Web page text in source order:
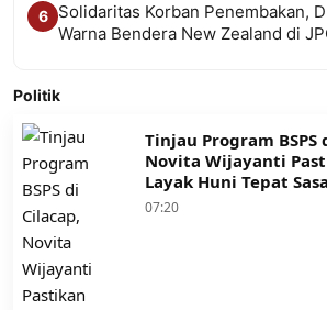
6
Solidaritas Korban Penembakan,
Warna Bendera New Zealand di
Politik
Tinjau Program BSPS
Novita Wijayanti
Layak Huni Tepat
07:20